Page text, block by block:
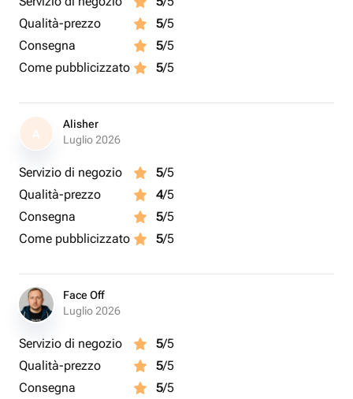
Qualità-prezzo
5/5
Consegna
5/5
Come pubblicizzato
5/5
A
Alisher
Luglio 2026
Servizio di negozio 5/5
Qualità-prezzo
4/5
Consegna
5/5
Come pubblicizzato
5/5
Face Off
Luglio 2026
Servizio di negozio 5/5
Qualità-prezzo
5/5
Consegna
5/5